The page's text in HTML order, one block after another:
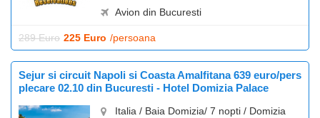
Avion din Bucuresti
289 Euro 225 Euro /persoana
Sejur si circuit Napoli si Coasta Amalfitana 639 euro/pers
plecare 02.10 din Bucuresti - Hotel Domizia Palace
Italia / Baia Domizia/ 7 nopti / Domizia